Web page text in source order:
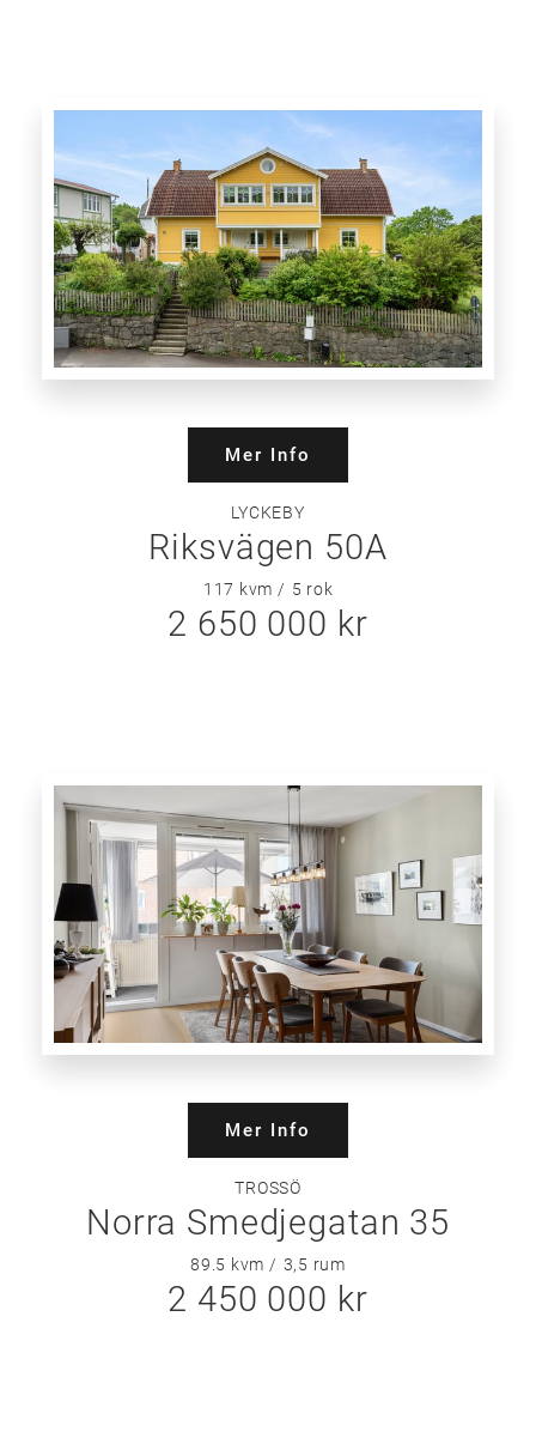
Mer Info
LYCKEBY
Riksvägen 50A
117 kvm 5 rok
2 650 000 kr
Mer Info
TROSSÖ
Norra Smedjegatan 35
89.5 kvm 3,5 rum
2 450 000 kr